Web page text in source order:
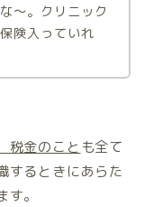
～。クリニック
険入っていれ
税金のこと も全て
するときにあらた
。